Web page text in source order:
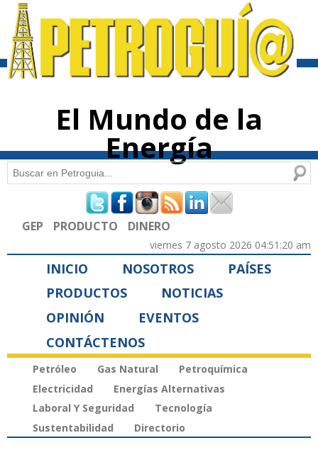
contenido
El Mundo de la
Energía
Formulario de búsqueda
Buscar
GEP PRODUCTO DINERO
viernes 7 agosto 2026 04:51:20 am
INICIO NOSOTROS
PAÍSES
PRODUCTOS
NOTICIAS
OPINIÓN
EVENTOS
CONTÁCTENOS
Petróleo Gas Natural
Petroquímica
Electricidad
Energías Alternativas
Laboral Y Seguridad
Tecnología
Sustentabilidad
Directorio